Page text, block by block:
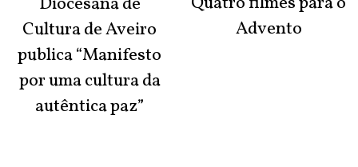
Cultura de Aveiro
publica “Manifesto
por uma cultura da
autêntica paz”
Advento